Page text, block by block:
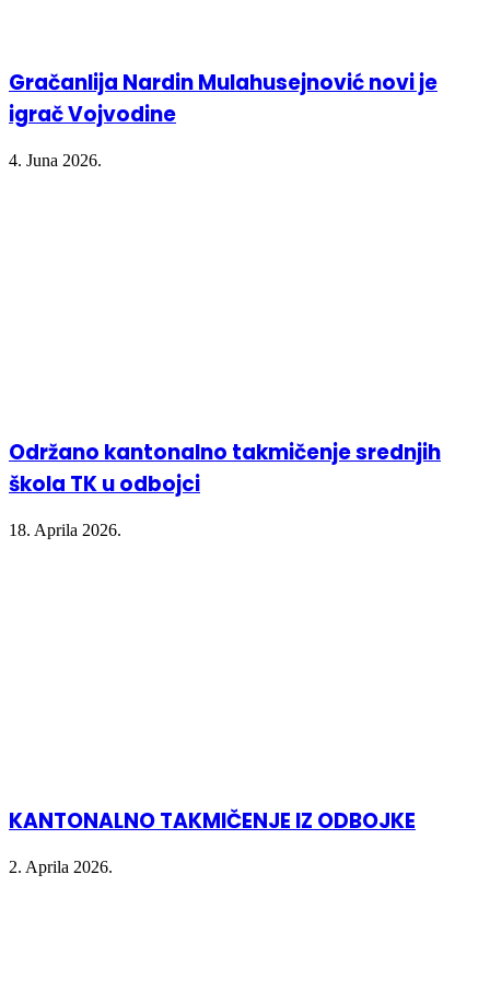
Gračanlija Nardin Mulahusejnović novi je
igrač Vojvodine
4. Juna 2026.
Održano kantonalno takmičenje srednjih
škola TK u odbojci
18. Aprila 2026.
KANTONALNO TAKMIČENJE IZ ODBOJKE
2. Aprila 2026.